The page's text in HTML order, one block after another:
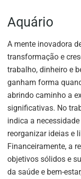
Aquário
A mente inovadora
transformação e
trabalho, dinheiro e
ganham forma
abrindo caminho a
significativas. No
indica a
reorganizar ideias e
Financeiramente, a
objetivos sólidos e
da saúde e bem-